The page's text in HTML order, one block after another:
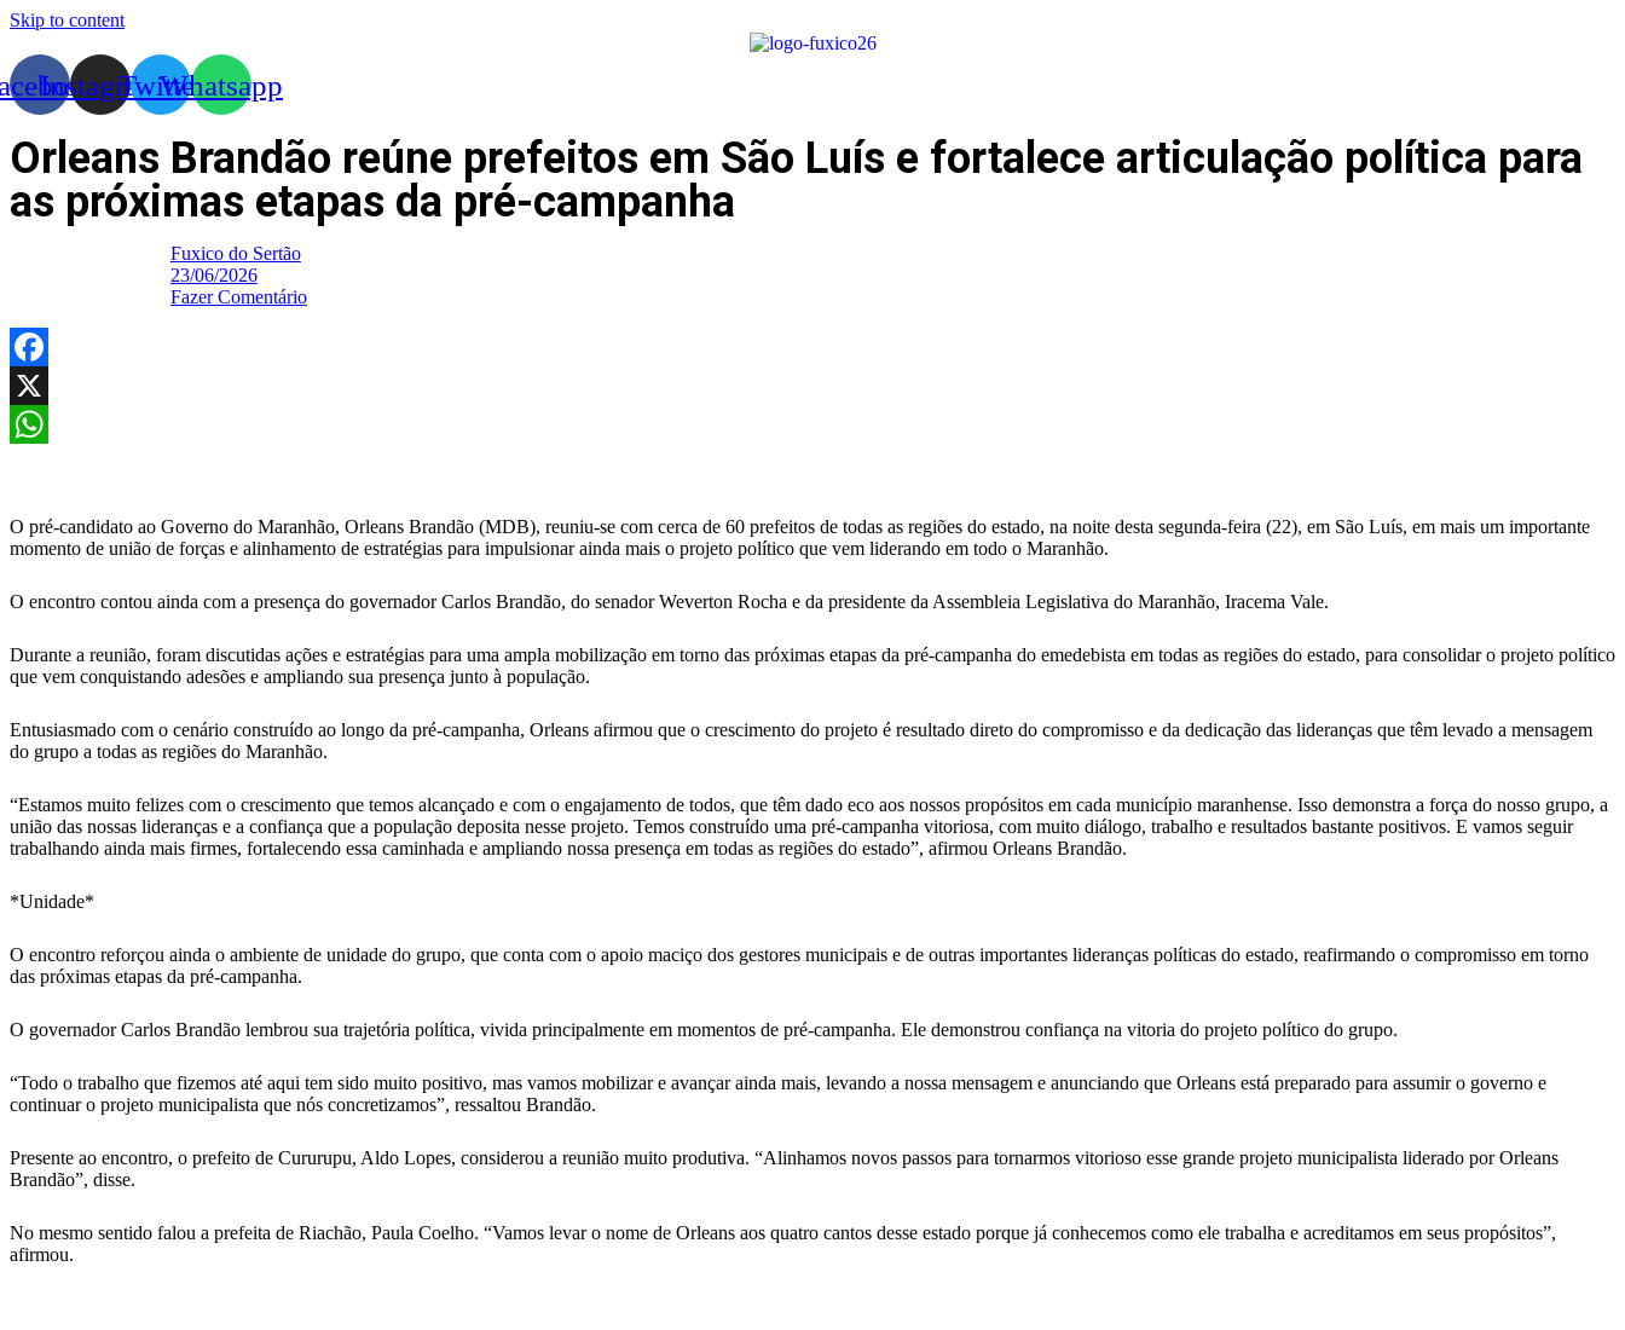
Skip to content
InstagramTwitterWhatsapp
Orleans Brandão reúne prefeitos em São Luís e fortalece articulação política para
as próximas etapas da pré-campanha
Fuxico do Sertão
23/06/2026
Fazer Comentário
Facebook
X
O pré-candidato ao Governo do Maranhão, Orleans Brandão (MDB), reuniu-se com cerca de 60 prefeitos de todas as regiões do estado, na noite desta segunda-feira (22), em São Luís, em mais um importante
momento de união de forças e alinhamento de estratégias para impulsionar ainda mais o projeto político que vem liderando em todo o Maranhão.
O encontro contou ainda com a presença do governador Carlos Brandão, do senador Weverton Rocha e da presidente da Assembleia Legislativa do Maranhão, Iracema Vale.
Durante a reunião, foram discutidas ações e estratégias para uma ampla mobilização em torno das próximas etapas da pré-campanha do emedebista em todas as regiões do estado, para consolidar o projeto político
que vem conquistando adesões e ampliando sua presença junto à população.
Entusiasmado com o cenário construído ao longo da pré-campanha, Orleans afirmou que o crescimento do projeto é resultado direto do compromisso e da dedicação das lideranças que têm levado a mensagem
do grupo a todas as regiões do Maranhão.
“Estamos muito felizes com o crescimento que temos alcançado e com o engajamento de todos, que têm dado eco aos nossos propósitos em cada município maranhense. Isso demonstra a força do nosso grupo, a
união das nossas lideranças e a confiança que a população deposita nesse projeto. Temos construído uma pré-campanha vitoriosa, com muito diálogo, trabalho e resultados bastante positivos. E vamos seguir
trabalhando ainda mais firmes, fortalecendo essa caminhada e ampliando nossa presença em todas as regiões do estado”, afirmou Orleans Brandão.
*Unidade*
O encontro reforçou ainda o ambiente de unidade do grupo, que conta com o apoio maciço dos gestores municipais e de outras importantes lideranças políticas do estado, reafirmando o compromisso em torno
das próximas etapas da pré-campanha.
O governador Carlos Brandão lembrou sua trajetória política, vivida principalmente em momentos de pré-campanha. Ele demonstrou confiança na vitoria do projeto político do grupo.
“Todo o trabalho que fizemos até aqui tem sido muito positivo, mas vamos mobilizar e avançar ainda mais, levando a nossa mensagem e anunciando que Orleans está preparado para assumir o governo e
continuar o projeto municipalista que nós concretizamos”, ressaltou Brandão.
Presente ao encontro, o prefeito de Cururupu, Aldo Lopes, considerou a reunião muito produtiva. “Alinhamos novos passos para tornarmos vitorioso esse grande projeto municipalista liderado por Orleans
Brandão”, disse.
No mesmo sentido falou a prefeita de Riachão, Paula Coelho. “Vamos levar o nome de Orleans aos quatro cantos desse estado porque já conhecemos como ele trabalha e acreditamos em seus propósitos”,
afirmou.